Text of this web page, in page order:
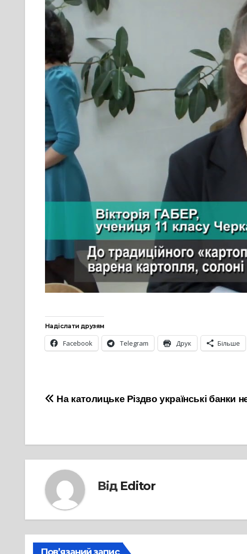
Надіслати друзям
Facebook Telegram Друк Більше
Навігація
На католицьке Різдво українські банки
Від Editor